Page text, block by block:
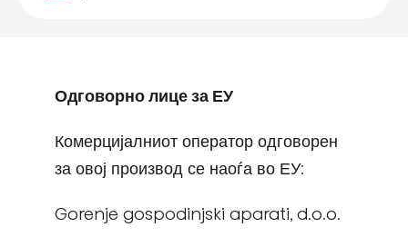
Одговорно лице за ЕУ
Комерцијалниот оператор одговорен
за овој производ се наоѓа во ЕУ:
Gorenje gospodinjski aparati, d.o.o.